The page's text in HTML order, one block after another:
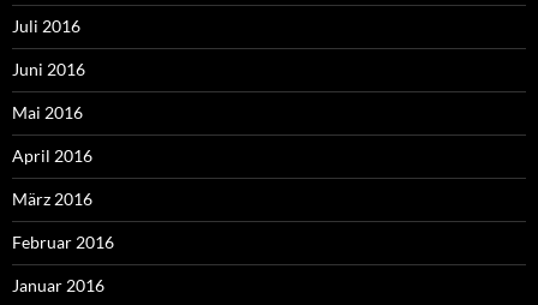
Juli 2016
Juni 2016
Mai 2016
April 2016
März 2016
Februar 2016
Januar 2016